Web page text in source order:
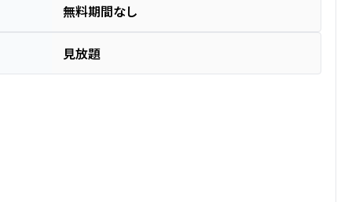
無料期間なし
見放題